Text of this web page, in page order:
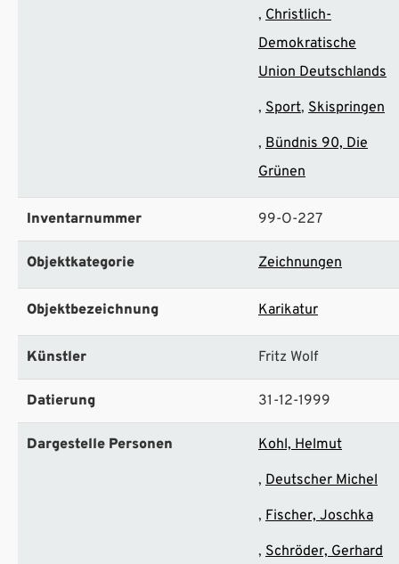
Christlich-
Demokratische
Union Deutschlands
Sport Skispringen
Bündnis 90, Die
Grünen
Inventarnummer 99-O-227
Objektkategorie Zeichnungen
Objektbezeichnung Karikatur
Künstler Fritz Wolf
Datierung 31-12-1999
Dargestelle Personen
Kohl, Helmut
Deutscher Michel
Fischer, Joschka
Schröder, Gerhard